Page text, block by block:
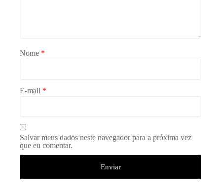
Nome *
E-mail *
Salvar meus dados neste navegador para a próxima vez
que eu comentar.